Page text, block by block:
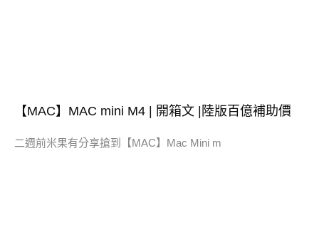
【MAC】MAC mini M4 | 開箱文 |陸版百億補助價
二週前米果有分享搶到【MAC】Mac Mini m